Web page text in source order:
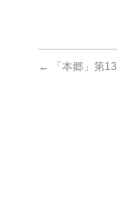
← 「本郷」第